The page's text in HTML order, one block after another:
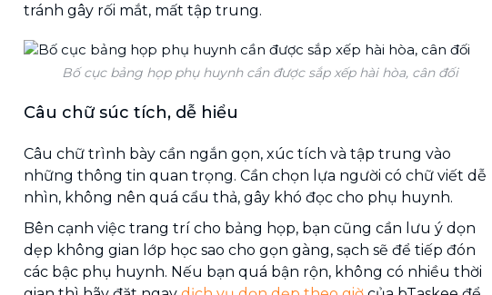
tránh gây rối mắt, mất tập trung.
Bố cục bảng họp phụ huynh cần được sắp xếp hài hòa, cân đối
Câu chữ súc tích, dễ hiểu
Câu chữ trình bày cần ngắn gọn, xúc tích và tập trung vào
những thông tin quan trọng. Cần chọn lựa người có chữ viết dễ
nhìn, không nên quá cẩu thả, gây khó đọc cho phụ huynh.
Bên cạnh việc trang trí cho bảng họp, bạn cũng cần lưu ý dọn
dẹp không gian lớp học sao cho gọn gàng, sạch sẽ để tiếp đón
các bậc phụ huynh. Nếu bạn quá bận rộn, không có nhiều thời